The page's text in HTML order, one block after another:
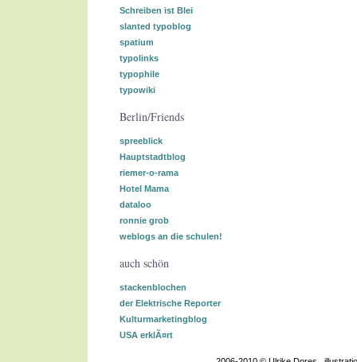
Schreiben ist Blei
slanted typoblog
spatium
typolinks
typophile
typowiki
Berlin/Friends
spreeblick
Hauptstadtblog
riemer-o-rama
Hotel Mama
dataloo
ronnie grob
weblogs an die schulen!
auch schön
stackenblochen
der Elektrische Reporter
Kulturmarketingblog
USA erklÃ¤rt